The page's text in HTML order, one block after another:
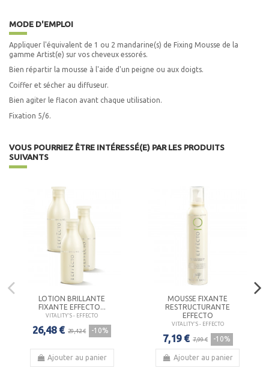
MODE D'EMPLOI
Appliquer l'équivalent de 1 ou 2 mandarine(s) de Fixing Mousse de la
gamme Artist(e) sur vos cheveux essorés.
Bien répartir la mousse à l'aide d'un peigne ou aux doigts.
Coiffer et sécher au diffuseur.
Bien agiter le flacon avant chaque utilisation.
Fixation 5/6.
VOUS POURRIEZ ÊTRE INTÉRESSÉ(E) PAR LES PRODUITS
SUIVANTS
LOTION BRILLANTE
FIXANTE EFFECTO...
VITALITY'S - EFFECTO
26,48 € 29,42 € -10%
Ajouter au panier
MOUSSE FIXANTE
RESTRUCTURANTE
EFFECTO
VITALITY'S - EFFECTO
7,19 € 7,99 € -10%
Ajouter au panier